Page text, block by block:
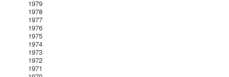
1979
1978
1977
1976
1975
1974
1973
1972
1971